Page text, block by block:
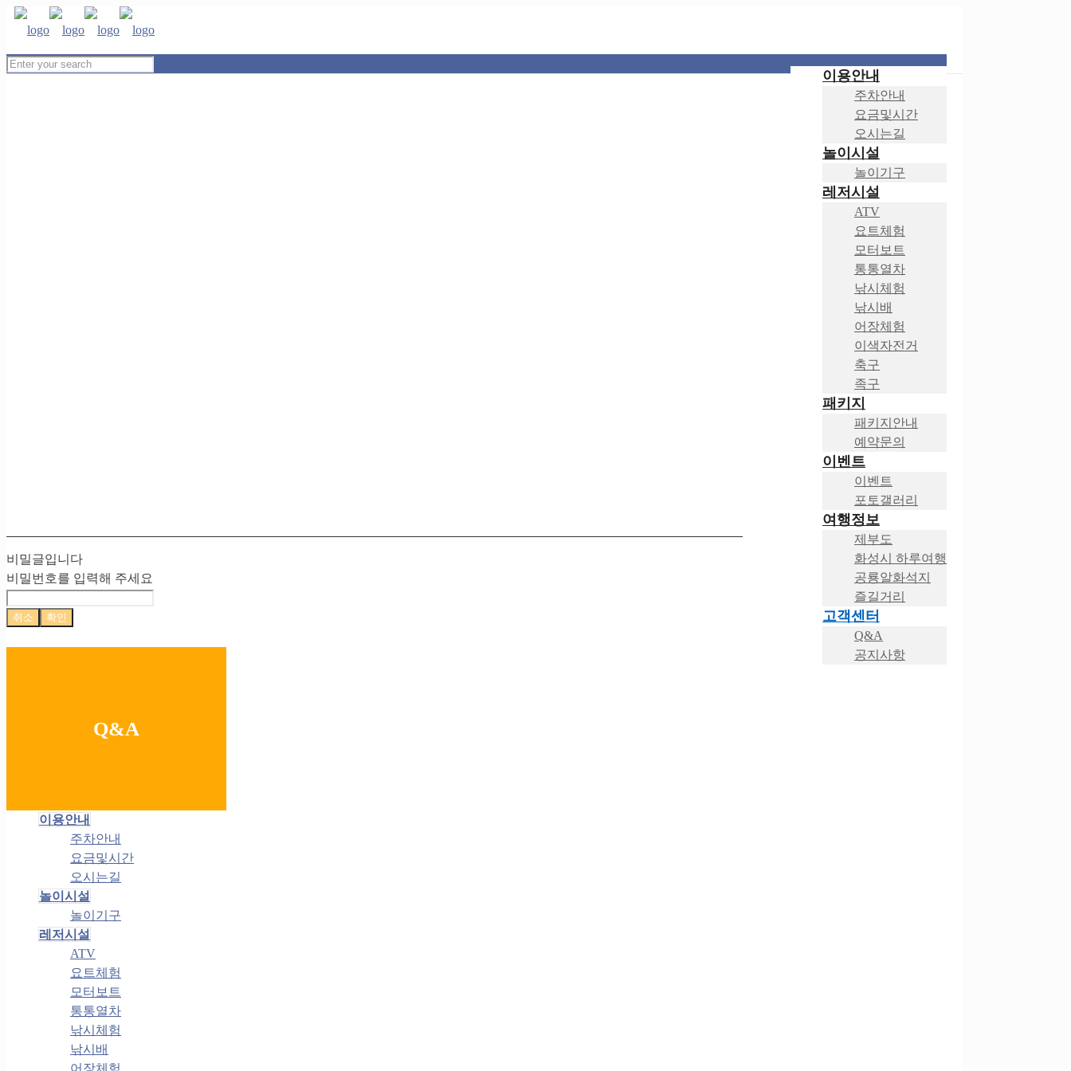
이용안내
주차안내
요금및시간
오시는길
놀이시설
놀이기구
레저시설
ATV
요트체험
모터보트
통통열차
낚시체험
낚시배
어장체험
이색자전거
축구
족구
패키지
패키지안내
예약문의
이벤트
이벤트
포토갤러리
여행정보
제부도
화성시 하루여행
공룡알화석지
즐길거리
고객센터
Q&A
공지사항
비밀글입니다
비밀번호를 입력해 주세요
취소 확인
Q&A
이용안내
주차안내
요금및시간
오시는길
놀이시설
놀이기구
레저시설
ATV
요트체험
모터보트
통통열차
낚시체험
낚시배
어장체험